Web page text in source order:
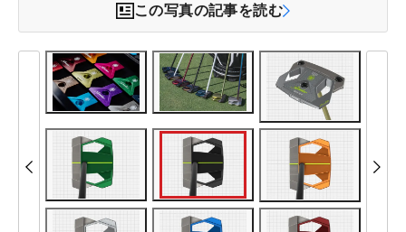
この写真の記事を読む